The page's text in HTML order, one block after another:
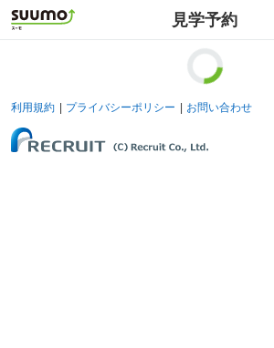
見学予約
利用規約 プライバシーポリシー お問い合わせ